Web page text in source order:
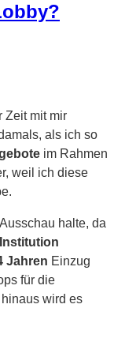
Zeit mit mir
als ich so
im Rahmen
weil ich diese
halte, da
Institution
Jahren Einzug
für die
wird es